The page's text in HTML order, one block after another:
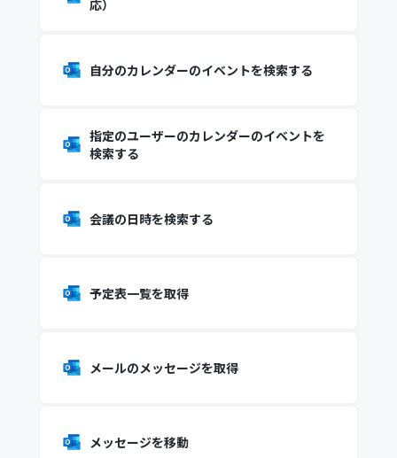
応）
自分のカレンダーのイベントを検索する
指定のユーザーのカレンダーのイベントを
検索する
会議の日時を検索する
予定表一覧を取得
メールのメッセージを取得
メッセージを移動